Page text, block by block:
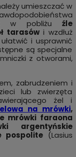
umieszczać w
w pobliżu źle
tarasówi wzdłuż
i usprawnić
są specjalne
z otworami,
zabrudzeniem i
lub zwierzęta
żel i
na mrówki,
mrówki faraona
argentyńskie
pospolite(Lasius